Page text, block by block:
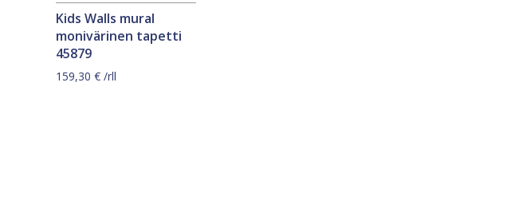
Kids Walls mural
monivärinen tapetti
45879
159,30 € /rll